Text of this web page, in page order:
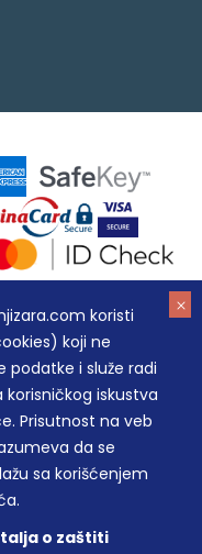
koristi
koji ne
podatke i služe radi
korisničkog iskustva
Prisutnost na veb
da se
sa korišćenjem
o zaštiti
DOO BEOGRAD
MB: 20337524
PDV je uračunat u
u opisu proizvoda,
garantovati da su sve
prikazani na sajtu su
su dostupni u svakom